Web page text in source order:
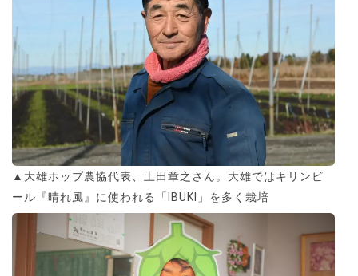
▲大雄ホップ農協代表、土田章之さん。大雄ではキリンビ
ール『晴れ風』に使われる「IBUKI」を多く栽培